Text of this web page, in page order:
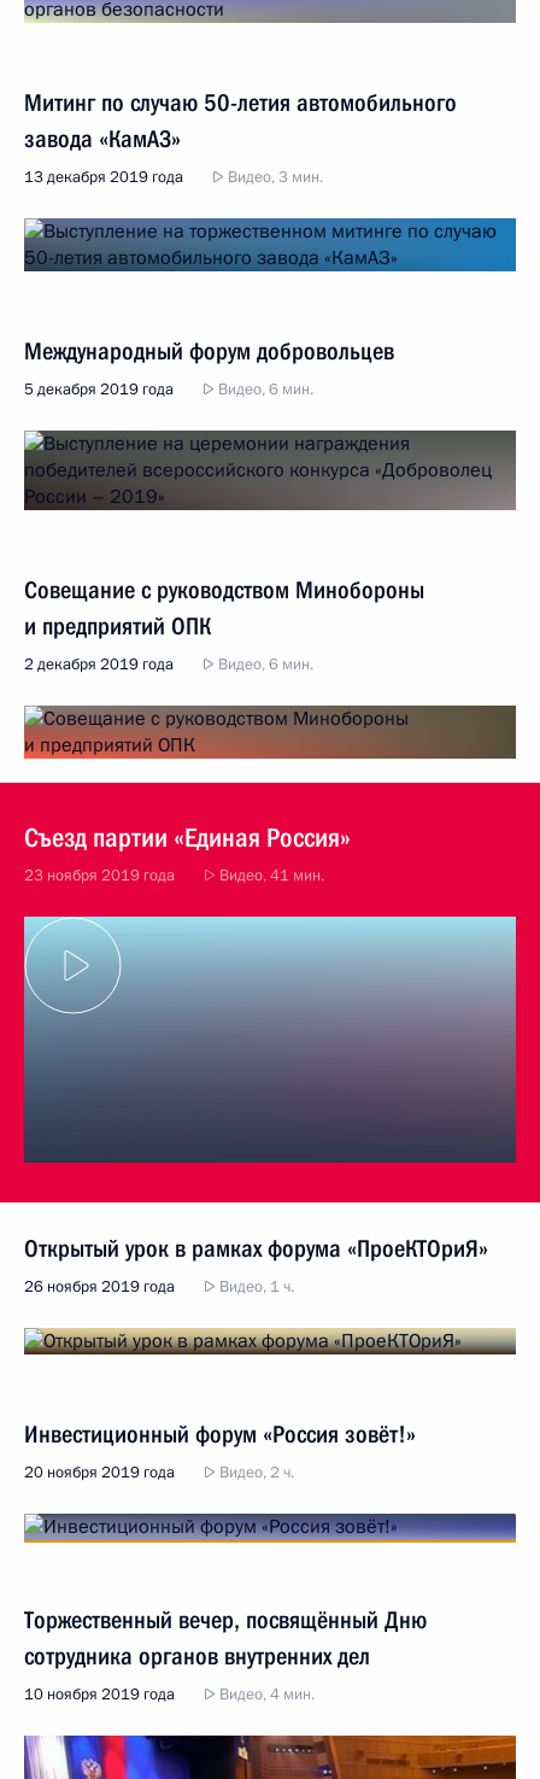
Митинг по случаю 50-летия автомобильного
завода «КамАЗ»
13 декабря 2019 года Видео, 3 мин.
Международный форум добровольцев
5 декабря 2019 года Видео, 6 мин.
Совещание с руководством Минобороны
и предприятий ОПК
2 декабря 2019 года Видео, 6 мин.
Съезд партии «Единая Россия»
23 ноября 2019 года Видео, 41 мин.
Открытый урок в рамках форума «ПроеКТОриЯ»
26 ноября 2019 года Видео, 1 ч.
Инвестиционный форум «Россия зовёт!»
20 ноября 2019 года Видео, 2 ч.
Торжественный вечер, посвящённый Дню
сотрудника органов внутренних дел
10 ноября 2019 года Видео, 4 мин.